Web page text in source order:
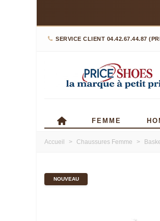
SERVICE CLIENT 04.42.67.44.87
FEMME
Accueil > Chaussures Femme >
NOUVEAU